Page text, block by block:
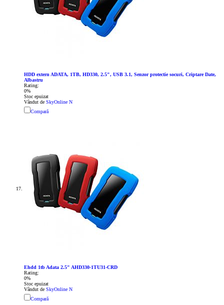
HDD extern ADATA, 1TB, HD330, 2.5", USB 3.1, Senzor protectie socuri, Criptare Date,
Albastru
Rating:
0%
Stoc epuizat
Vândut de SkyOnline N
Compară
Ehdd 1tb Adata 2.5" AHD330-1TU31-CRD
Rating:
0%
Stoc epuizat
Vândut de SkyOnline N
Compară